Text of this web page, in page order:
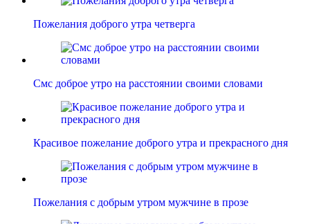
Пожелания доброго утра четверга
Смс доброе утро на расстоянии своими словами
Красивое пожелание доброго утра и прекрасного дня
Пожелания с добрым утром мужчине в прозе